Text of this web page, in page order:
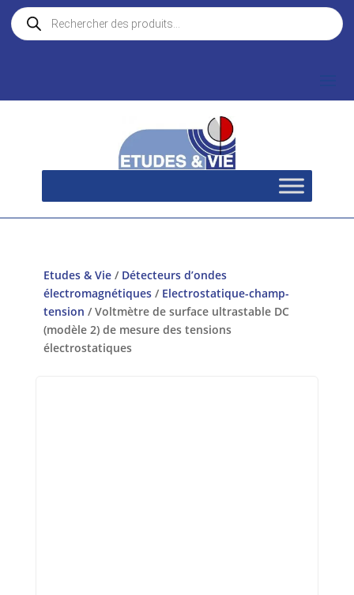
Recherche
de
produits
Etudes & Vie/ Détecteurs d’ondes
électromagnétiques/ Electrostatique-champ-
tension / Voltmètre de surface ultrastable DC
(modèle 2) de mesure des tensions
électrostatiques